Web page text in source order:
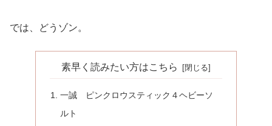
では、どうゾン。
素早く読みたい方はこちら
一誠 ピンクロウスティック４ヘビーソ
ルト